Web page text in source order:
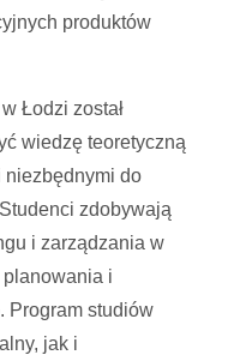
produktów
Łodzi został
wiedzę teoretyczną
niezbędnymi do
zdobywają
i zarządzania w
i
Program studiów
jak i